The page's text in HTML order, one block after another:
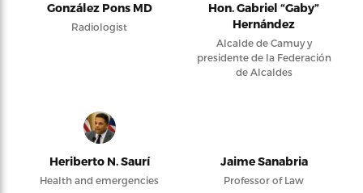
González Pons MD
Radiologist
Hon. Gabriel “Gaby”
Hernández
Alcalde de Camuy y
presidente de la Federación
de Alcaldes
Heriberto N. Saurí
Health and emergencies
Jaime Sanabria
Professor of Law